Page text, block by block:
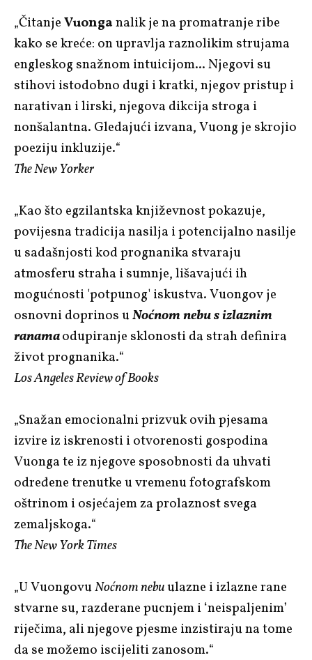
„ČitanjeVuonganalik je na promatranje ribe
kako se kreće: on upravlja raznolikim strujama
engleskog snažnom intuicijom... Njegovi su
stihovi istodobno dugi i kratki, njegov pristup i
narativan i lirski, njegova dikcija stroga i
nonšalantna. Gledajući izvana, Vuong je skrojio
poeziju inkluzije.“
The New Yorker
„Kao što egzilantska književnost pokazuje,
povijesna tradicija nasilja i potencijalno nasilje
u sadašnjosti kod prognanika stvaraju
atmosferu straha i sumnje, lišavajući ih
mogućnosti 'potpunog' iskustva. Vuongov je
osnovni doprinos uNoćnom nebu s izlaznim
ranamaodupiranje sklonosti da strah definira
život prognanika.“
Los Angeles Review of Books
„Snažan emocionalni prizvuk ovih pjesama
izvire iz iskrenosti i otvorenosti gospodina
Vuonga te iz njegove sposobnosti da uhvati
određene trenutke u vremenu fotografskom
oštrinom i osjećajem za prolaznost svega
zemaljskoga.“
The New York Times
„U VuongovuNoćnom nebuulazne i izlazne rane
stvarne su, razderane pucnjem i ‘neispaljenim’
riječima, ali njegove pjesme inzistiraju na tome
da se možemo iscijeliti zanosom.“